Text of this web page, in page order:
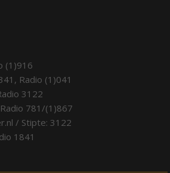
(1)916
Radio (1)041
3122
781/(1)867
/ Stipte: 3122
1841